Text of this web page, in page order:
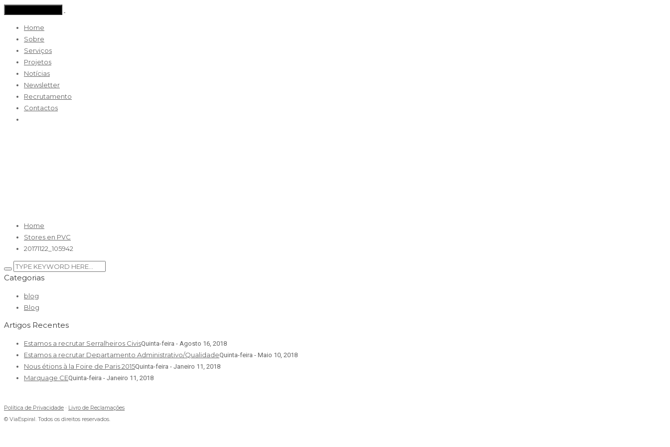
Home
Sobre
Serviços
Projetos
Notícias
Newsletter
Recrutamento
Contactos
Home
Stores en PVC
20171122_105942
Categorias
blog
Blog
Artigos Recentes
Estamos a recrutar Serralheiros CivisQuinta-feira - Agosto 16, 2018
Estamos a recrutar Departamento Administrativo/QualidadeQuinta-feira - Maio 10, 2018
Nous étions à la Foire de Paris 2015Quinta-feira - Janeiro 11, 2018
Marquage CEQuinta-feira - Janeiro 11, 2018
Política de Privacidade · Livro de Reclamações
© ViaEspiral. Todos os direitos reservados.